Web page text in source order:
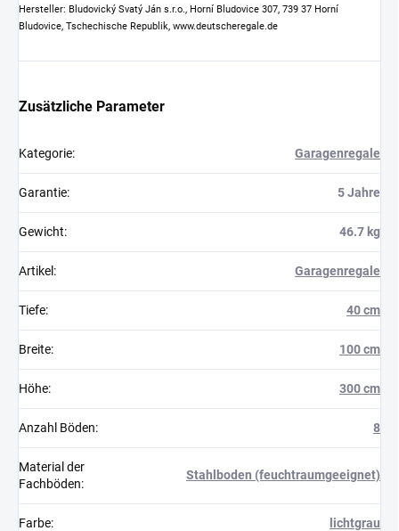
Hersteller: Bludovický Svatý Ján s.r.o., Horní Bludovice 307, 739 37 Horní
Bludovice, Tschechische Republik, www.deutscheregale.de
Zusätzliche Parameter
Kategorie: Garagenregale
Garantie: 5 Jahre
Gewicht: 46.7 kg
Artikel : Garagenregale
Tiefe: 40 cm
Breite: 100 cm
Höhe: 300 cm
Anzahl Böden: 8
Material der
Fachböden:
Stahlboden (feuchtraumgeeignet)
Farbe: lichtgrau